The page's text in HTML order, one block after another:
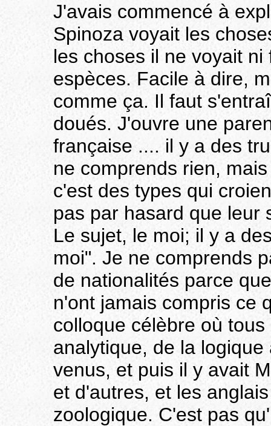
J'avais commencé à
Spinoza voyait les
les choses il ne voyait
espèces. Facile à dire,
comme ça. Il faut
doués. J'ouvre une
française .... il y a des
ne comprends rien,
c'est des types qui
pas par hasard que leur
Le sujet, le moi; il y a
moi". Je ne comprends
de nationalités parce
n'ont jamais compris ce
colloque célèbre où
analytique, de la
venus, et puis il y avait
et d'autres, et les
zoologique. C'est pas